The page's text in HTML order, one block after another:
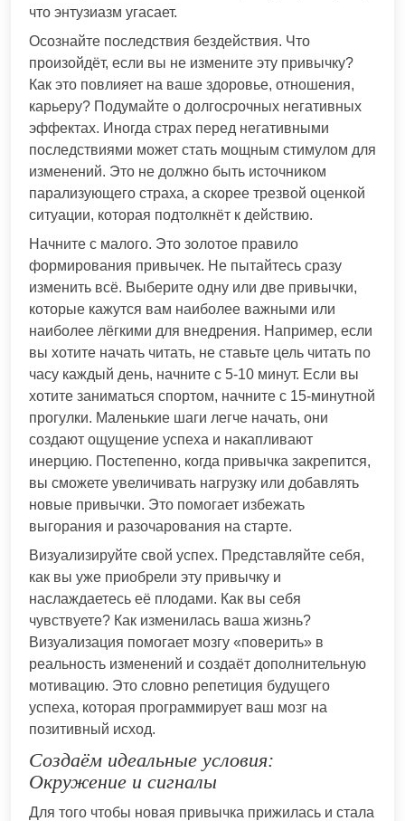
что энтузиазм угасает.
Осознайте последствия бездействия. Что
произойдёт, если вы не измените эту привычку?
Как это повлияет на ваше здоровье, отношения,
карьеру? Подумайте о долгосрочных негативных
эффектах. Иногда страх перед негативными
последствиями может стать мощным стимулом для
изменений. Это не должно быть источником
парализующего страха, а скорее трезвой оценкой
ситуации, которая подтолкнёт к действию.
Начните с малого. Это золотое правило
формирования привычек. Не пытайтесь сразу
изменить всё. Выберите одну или две привычки,
которые кажутся вам наиболее важными или
наиболее лёгкими для внедрения. Например, если
вы хотите начать читать, не ставьте цель читать по
часу каждый день, начните с 5-10 минут. Если вы
хотите заниматься спортом, начните с 15-минутной
прогулки. Маленькие шаги легче начать, они
создают ощущение успеха и накапливают
инерцию. Постепенно, когда привычка закрепится,
вы сможете увеличивать нагрузку или добавлять
новые привычки. Это помогает избежать
выгорания и разочарования на старте.
Визуализируйте свой успех. Представляйте себя,
как вы уже приобрели эту привычку и
наслаждаетесь её плодами. Как вы себя
чувствуете? Как изменилась ваша жизнь?
Визуализация помогает мозгу «поверить» в
реальность изменений и создаёт дополнительную
мотивацию. Это словно репетиция будущего
успеха, которая программирует ваш мозг на
позитивный исход.
Создаём идеальные условия:
Окружение и сигналы
Для того чтобы новая привычка прижилась и стала